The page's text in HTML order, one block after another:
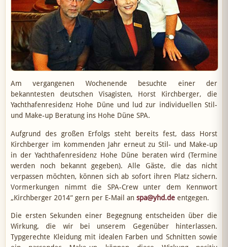
Am vergangenen Wochenende besuchte einer der
bekanntesten deutschen Visagisten, Horst Kirchberger, die
Yachthafenresidenz Hohe Düne und lud zur individuellen Stil-
und Make-up Beratung ins Hohe Düne SPA.
Aufgrund des großen Erfolgs steht bereits fest, dass Horst
Kirchberger im kommenden Jahr erneut zu Stil- und Make-up
in der Yachthafenresidenz Hohe Düne beraten wird (Termine
werden noch bekannt gegeben). Alle Gäste, die das nicht
verpassen möchten, können sich ab sofort ihren Platz sichern.
Vormerkungen nimmt die SPA-Crew unter dem Kennwort
„Kirchberger 2014“ gern per E-Mail an spa@yhd.de entgegen.
Die ersten Sekunden einer Begegnung entscheiden über die
Wirkung, die wir bei unserem Gegenüber hinterlassen.
Typgerechte Kleidung mit idealen Farben und Schnitten sowie